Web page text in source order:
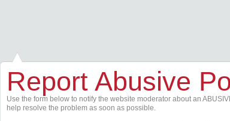
Report Abusive
Use the form below to notify the website moderator about an
help resolve the problem as soon as possible.